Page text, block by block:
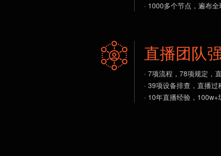
· 1000多个节点，遍布
直播团队
· 7项流程，78项规定，
· 39项设备排查，直播
· 10年直播经验，